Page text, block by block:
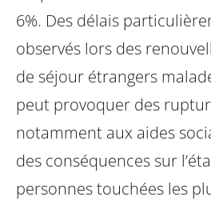
6%. Des délais
observés lors des
de séjour étrangers
peut provoquer des
notamment aux aides
des conséquences sur
personnes touchées les